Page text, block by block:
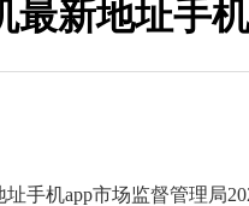
最新地址手
手机app市场监督管理局